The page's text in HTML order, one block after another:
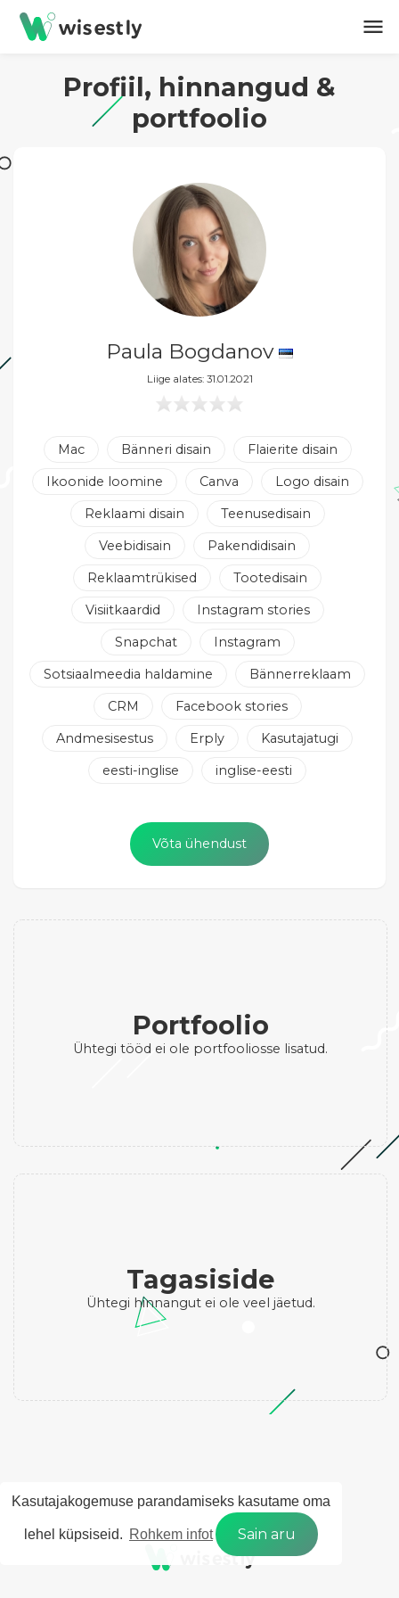
Kasutajakogemuse parandamiseks kasutame oma
lehel küpsiseid. Rohkem infot Sain aru
menu
Profiil, hinnangud &
portfoolio
Paula Bogdanov
Liige alates: 31.01.2021
Mac Bänneri disain
Flaierite disain
Ikoonide loomine
Canva
Logo disain
Reklaami disain
Teenusedisain
Veebidisain
Pakendidisain
Reklaamtrükised
Tootedisain
Visiitkaardid
Instagram stories
Snapchat
Instagram
Sotsiaalmeedia haldamine
Bännerreklaam
CRM
Facebook stories
Andmesisestus
Erply
Kasutajatugi
eesti-inglise
inglise-eesti
Võta ühendust
Portfoolio
Ühtegi tööd ei ole portfooliosse lisatud.
Tagasiside
Ühtegi hinnangut ei ole veel jäetud.